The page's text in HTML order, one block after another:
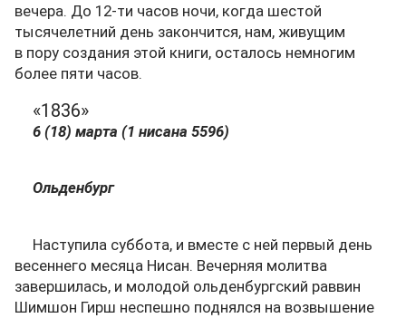
вечера. До 12-ти часов ночи, когда шестой
тысячелетний день закончится, нам, живущим
в пору создания этой книги, осталось немногим
более пяти часов.
«1836»
6 (18) марта (1 нисана 5596)
Ольденбург
Наступила суббота, и вместе с ней первый день
весеннего месяца Нисан. Вечерняя молитва
завершилась, и молодой ольденбургский раввин
Шимшон Гирш неспешно поднялся на возвышение